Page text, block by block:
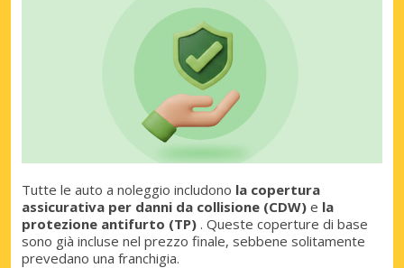
Tutte le auto a noleggio includono la copertura
assicurativa per danni da collisione (CDW) e la
protezione antifurto (TP) . Queste coperture di base
sono già incluse nel prezzo finale, sebbene solitamente
prevedano una franchigia.